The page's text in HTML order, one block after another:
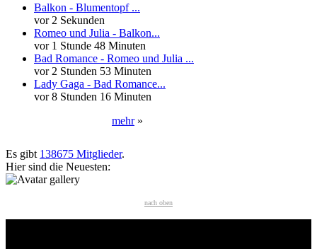
Balkon - Blumentopf ...
vor 2 Sekunden
Romeo und Julia - Balkon...
vor 1 Stunde 48 Minuten
Bad Romance - Romeo und Julia ...
vor 2 Stunden 53 Minuten
Lady Gaga - Bad Romance...
vor 8 Stunden 16 Minuten
mehr»
Es gibt 138675 Mitglieder.
Hier sind die Neuesten:
nach oben